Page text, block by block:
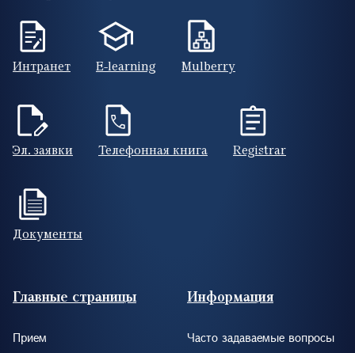
Интранет E-learning Mulberry
Эл. заявки Телефонная книга Registrar
Документы
Footer (RUS)
Главные страницы
Прием
Информация
Часто задаваемые вопросы